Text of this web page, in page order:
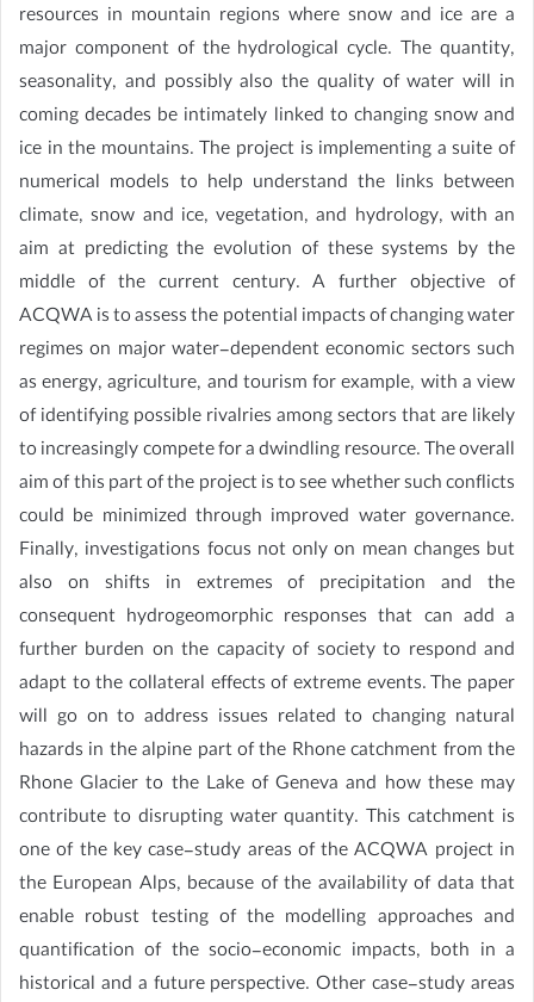
resources in mountain regions where snow and ice are a
major component of the hydrological cycle. The quantity,
seasonality, and possibly also the quality of water will in
coming decades be intimately linked to changing snow and
ice in the mountains. The project is implementing a suite of
numerical models to help understand the links between
climate, snow and ice, vegetation, and hydrology, with an
aim at predicting the evolution of these systems by the
middle of the current century. A further objective of
ACQWA is to assess the potential impacts of changing water
regimes on major water-dependent economic sectors such
as energy, agriculture, and tourism for example, with a view
of identifying possible rivalries among sectors that are likely
to increasingly compete for a dwindling resource. The overall
aim of this part of the project is to see whether such conflicts
could be minimized through improved water governance.
Finally, investigations focus not only on mean changes but
also on shifts in extremes of precipitation and the
consequent hydrogeomorphic responses that can add a
further burden on the capacity of society to respond and
adapt to the collateral effects of extreme events. The paper
will go on to address issues related to changing natural
hazards in the alpine part of the Rhone catchment from the
Rhone Glacier to the Lake of Geneva and how these may
contribute to disrupting water quantity. This catchment is
one of the key case-study areas of the ACQWA project in
the European Alps, because of the availability of data that
enable robust testing of the modelling approaches and
quantification of the socio-economic impacts, both in a
historical and a future perspective. Other case-study areas